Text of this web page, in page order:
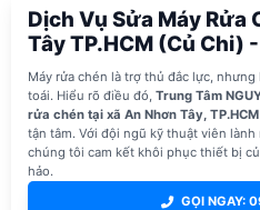
Dịch Vụ Sửa Máy Rửa
Tây TP.HCM (Củ Chi)
Máy rửa chén là trợ thủ đắc lực,
toái. Hiểu rõ điều đó, Trung Tâm
rửa chén tại xã An Nhơn Tây, TP.HCM
tận tâm. Với đội ngũ kỹ thuật viên
chúng tôi cam kết khôi phục thiết bị
hảo.
GỌI NGAY: